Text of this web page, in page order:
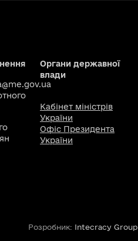
Органи державної
влади
Кабінет міністрів
України
Офіс Президента
України
Розробник: Intecracy Group